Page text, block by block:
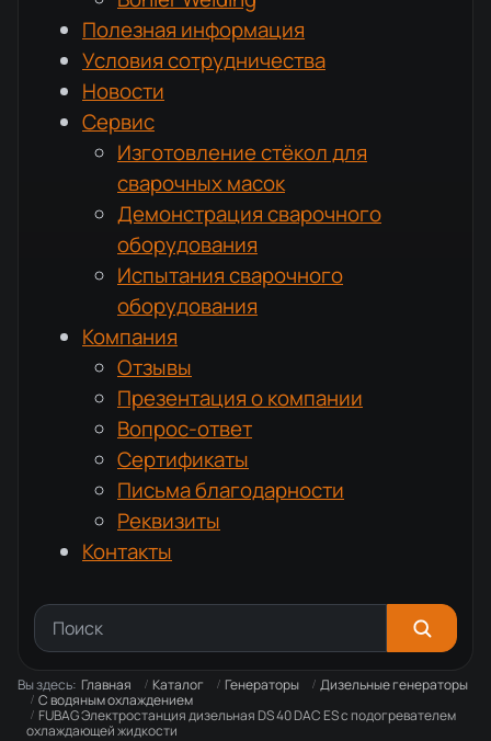
Полезная информация
Условия сотрудничества
Новости
Сервис
Изготовление стёкол для
сварочных масок
Демонстрация сварочного
оборудования
Испытания сварочного
оборудования
Компания
Отзывы
Презентация о компании
Вопрос-ответ
Сертификаты
Письма благодарности
Реквизиты
Контакты
Вы здесь: Главная Каталог Генераторы
Дизельные генераторы
С водяным охлаждением
FUBAG Электростанция дизельная DS 40 DAC ES с подогревателем
охлаждающей жидкости